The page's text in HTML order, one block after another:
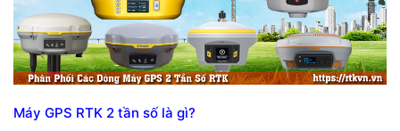
Máy GPS RTK 2 tần số là gì?